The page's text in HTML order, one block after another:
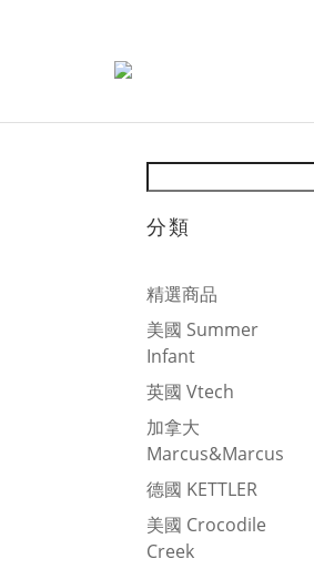
分類
精選商品
美國 Summer
Infant
英國 Vtech
加拿大
Marcus&Marcus
德國 KETTLER
美國 Crocodile
Creek